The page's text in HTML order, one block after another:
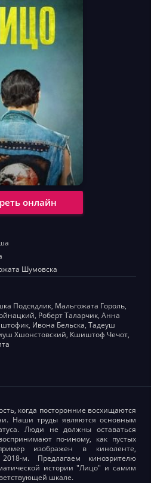
онлайн
Шумовска
Подсядлик, Мальгожата Гороль,
Роберт Таларчик, Анна
Ивона Бельска, Тадеуш
Хшонстовский, Кшиштоф Чечот,
когда посторонние восхищаются
Наши труды являются основным
Люди не должны оставаться
по-иному, как пустых
изображен в киноленте,
м. Предлагаем кинозрителю
истории "Лицо" и самим
шкале.